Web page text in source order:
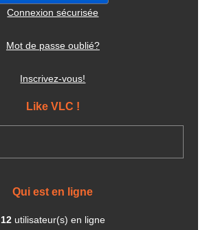
Connexion sécurisée
Mot de passe oublié?
Inscrivez-vous!
Like VLC !
Qui est en ligne
12utilisateur(s) en ligne